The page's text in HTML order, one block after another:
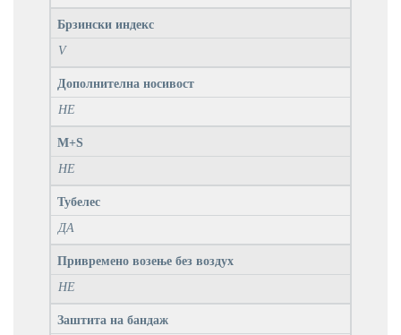
Брзински индекс
V
Дополнителна носивост
НЕ
M+S
НЕ
Тубелес
ДА
Привремено возење без воздух
НЕ
Заштита на бандаж